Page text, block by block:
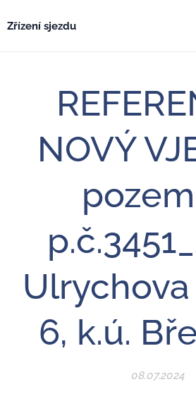
Zřízení sjezdu
NOVÝ
6, k.ú.
08.07.2024